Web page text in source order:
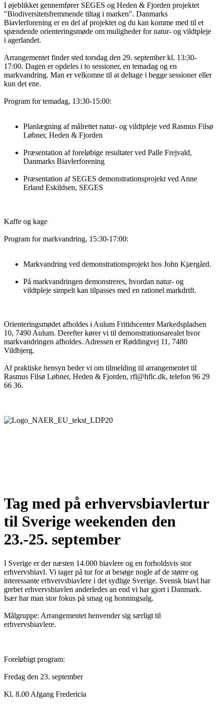
I øjeblikket gennemfører SEGES og Heden & Fjorden projektet
"Biodiversitetsfremmende tiltag i marken". Danmarks
Biavlerforening er en del af projektet og du kan komme med til et
spændende orienteringsmøde om muligheder for natur- og vildtpleje
i agerlandet.
Arrangementet finder sted torsdag den 29. september kl. 13:30-
17:00. Dagen er opdeles i to sessioner, en temadag og en
markvandring. Man er velkomne til at deltage i begge sessioner eller
kun det ene.
Program for temadag, 13:30-15:00:
Planlægning af målrettet natur- og vildtpleje ved Rasmus Filsø
Løbner, Heden & Fjorden
Præsentation af foreløbige resultater ved Palle Frejvald,
Danmarks Biavlerforening
Præsentation af SEGES demonstrationsprojekt ved Anne
Erland Eskildsen, SEGES
Kaffe og kage
Program for markvandring, 15:30-17:00:
Markvandring ved demonstrationsprojekt hos John Kjærgård.
På markvandringen demonstreres, hvordan natur- og
vildtpleje simpelt kan tilpasses med en rationel markdrift.
Orienteringsmødet afholdes i Aulum Fritidscenter Markedspladsen
10, 7490 Aulum. Derefter kører vi til demonstrationsarealet hvor
markvandringen afholdes. Adressen er Røddingvej 11, 7480
Vildbjerg.
Af praktiske hensyn beder vi om tilmelding til arrangementet til
Rasmus Filsø Løbner, Heden & Fjorden, rfl@hflc.dk, telefon 96 29
66 36.
Tag med på erhvervsbiavlertur
til Sverige weekenden den
23.-25. september
I Sverige er der næsten 14.000 biavlere og en forholdsvis stor
erhvervsbiavl. Vi tager på tur for at besøge nogle af de større og
interessante erhvervsbiavlere i det sydlige Sverige. Svensk biavl har
grebet erhvervsbiavlen anderledes an end vi har gjort i Danmark.
Især har man stor fokus på smag og honningsalg.
Målgruppe: Arrangementet henvender sig særligt til
erhvervsbiavlere.
Foreløbigt program:
Fredag den 23. september
Kl. 8.00 Afgang Fredericia